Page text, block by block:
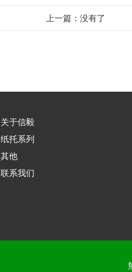
上一篇：没有了
关于信毅
纸托系列
其他
联系我们